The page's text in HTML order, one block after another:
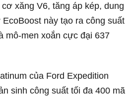
xăng V6, tăng áp kép, dung
này tạo ra công suất
mô-men xoắn cực đại 637
của Ford Expedition
sinh công suất tối đa 400 mã